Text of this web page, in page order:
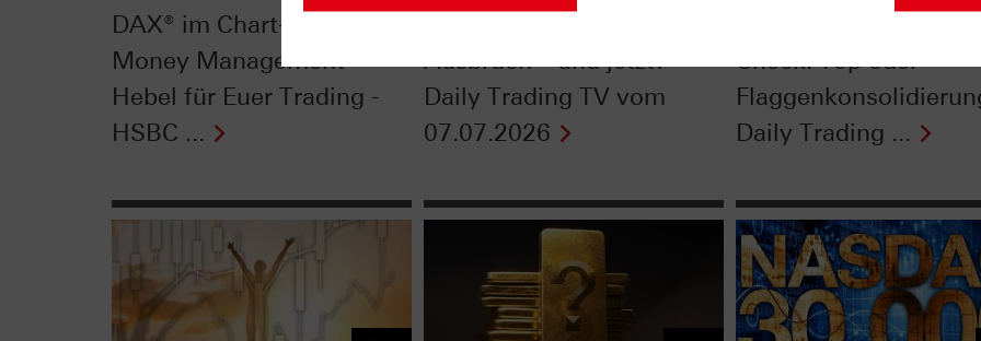
DAX® im Chart-Check:
Money Management -
Hebel für Euer Trading -
HSBC ...
Ausbruch – und jetzt? -
Daily Trading TV vom
07.07.2026
Check: Top oder
Daily Trading ...